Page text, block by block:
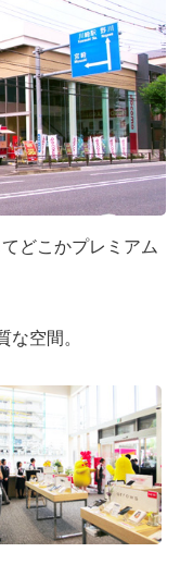
どこかプレミアム
空間。